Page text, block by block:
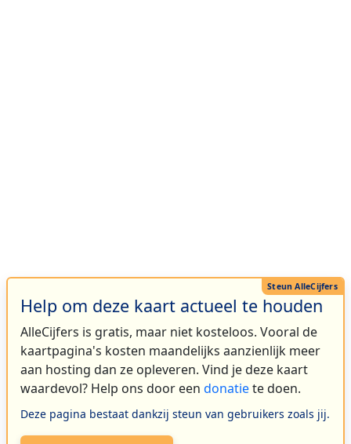
Help om deze kaart actueel te houden
AlleCijfers is gratis, maar niet kosteloos. Vooral de
kaartpagina's kosten maandelijks aanzienlijk meer
aan hosting dan ze opleveren. Vind je deze kaart
waardevol? Help ons door een donatiete doen.
Deze pagina bestaat dankzij steun van gebruikers zoals jij.